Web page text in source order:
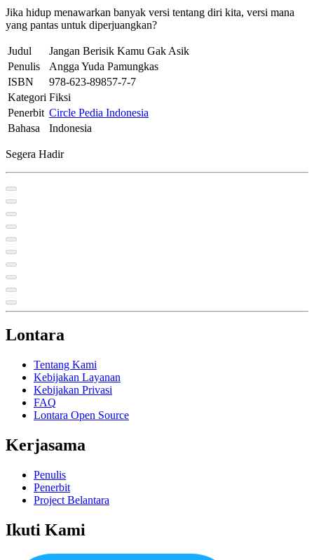
Jika hidup menawarkan banyak versi tentang diri kita, versi mana
yang pantas untuk diperjuangkan?
Judul
Jangan Berisik Kamu Gak Asik
Penulis
Angga Yuda Pamungkas
ISBN
978-623-89857-7-7
Kategori Fiksi
Penerbit Circle Pedia Indonesia
Bahasa
Indonesia
Segera Hadir
Lontara
Tentang Kami
Kebijakan Layanan
Kebijakan Privasi
FAQ
Lontara Open Source
Kerjasama
Penulis
Penerbit
Project Belantara
Ikuti Kami